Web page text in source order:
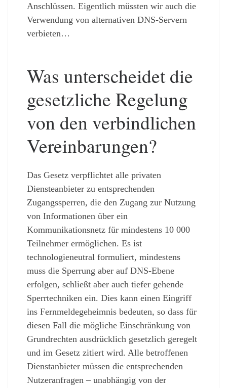
Anschlüssen. Eigentlich müssten wir auch die
Verwendung von alternativen DNS-Servern
verbieten…
Was unterscheidet die
gesetzliche Regelung
von den verbindlichen
Vereinbarungen?
Das Gesetz verpflichtet alle privaten
Diensteanbieter zu entsprechenden
Zugangssperren, die den Zugang zur Nutzung
von Informationen über ein
Kommunikationsnetz für mindestens 10 000
Teilnehmer ermöglichen. Es ist
technologieneutral formuliert, mindestens
muss die Sperrung aber auf DNS-Ebene
erfolgen, schließt aber auch tiefer gehende
Sperrtechniken ein. Dies kann einen Eingriff
ins Fernmeldegeheimnis bedeuten, so dass für
diesen Fall die mögliche Einschränkung von
Grundrechten ausdrücklich gesetzlich geregelt
und im Gesetz zitiert wird. Alle betroffenen
Dienstanbieter müssen die entsprechenden
Nutzeranfragen – unabhängig von der